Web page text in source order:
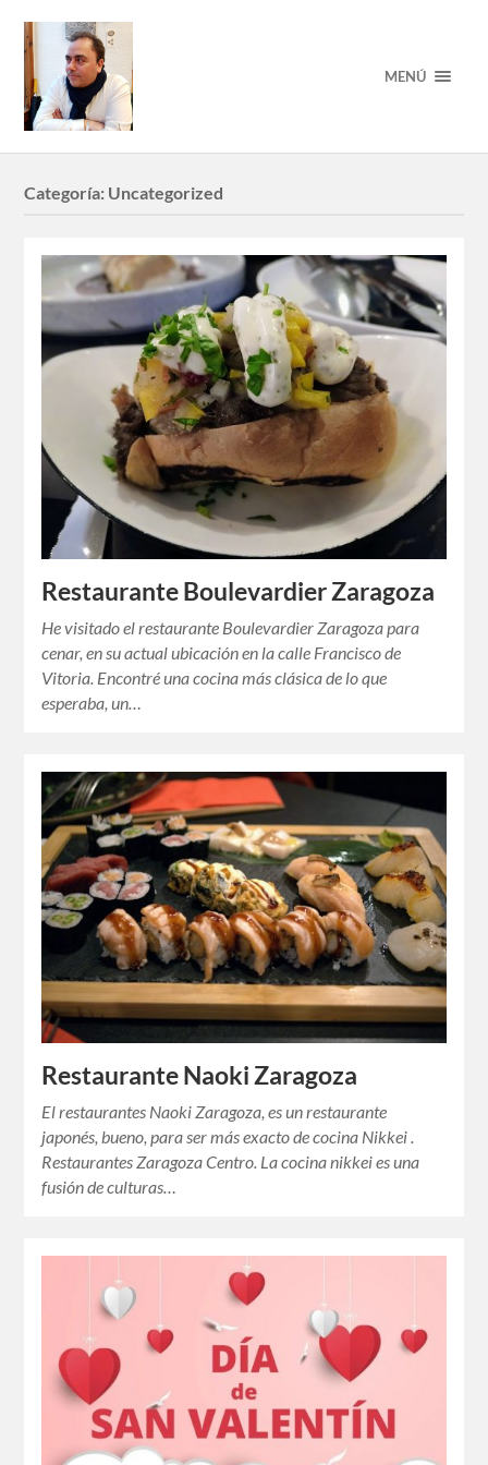
MENÚ
Categoría: Uncategorized
Restaurante Boulevardier Zaragoza
He visitado el restaurante Boulevardier Zaragoza para
cenar, en su actual ubicación en la calle Francisco de
Vitoria. Encontré una cocina más clásica de lo que
esperaba, un…
Restaurante Naoki Zaragoza
El restaurantes Naoki Zaragoza, es un restaurante
japonés, bueno, para ser más exacto de cocina Nikkei .
Restaurantes Zaragoza Centro. La cocina nikkei es una
fusión de culturas…